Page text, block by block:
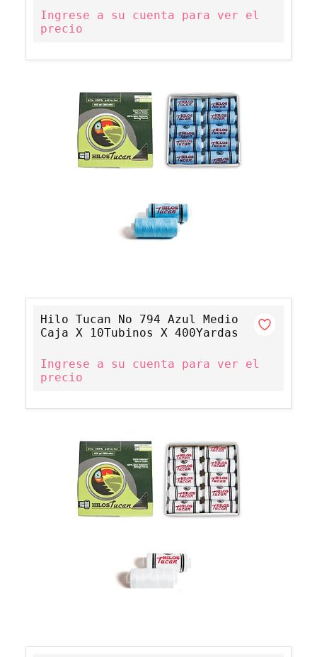
Ingrese a su cuenta para ver el
precio
Hilo Tucan No 794 Azul Medio
Caja X 10Tubinos X 400Yardas
Ingrese a su cuenta para ver el
precio